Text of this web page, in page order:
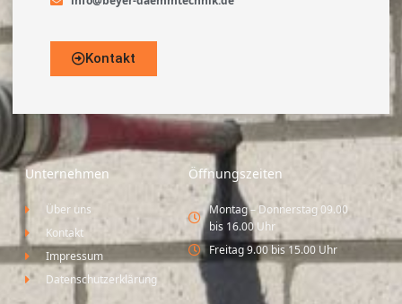
Kontakt
Unternehmen
Über uns
Kontakt
Impressum
Datenschutzerklärung
Öffnungszeiten
Montag – Donnerstag 09.00
bis 16.00 Uhr
Freitag 9.00 bis 15.00 Uhr